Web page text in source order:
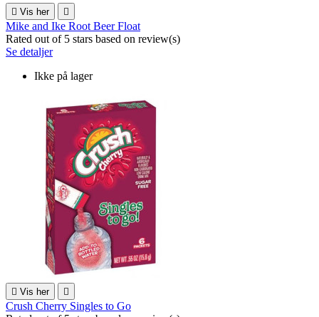
 Vis her 
Mike and Ike Root Beer Float
Rated out of 5 stars based on review(s)
Se detaljer
Ikke på lager
 Vis her 
Crush Cherry Singles to Go